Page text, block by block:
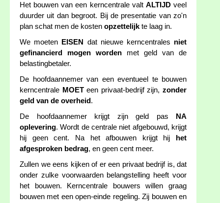
Het bouwen van een kerncentrale valt ALTIJDveel
duurder uit dan begroot. Bij de presentatie van zo'n
plan schat men de kosten opzettelijkte laag in.
We moeten
EISEN dat nieuwe kerncentrales niet
gefinancierd mogen worden met geld van de
belastingbetaler.
De hoofdaannemer van een eventueel te bouwen
kerncentrale MOETeen privaat-bedrijf zijn,zonder
geld van de overheid.
De hoofdaannemer krijgt zijn geld pas
NA
oplevering. Wordt de centrale niet afgebouwd, krijgt
hij geen cent. Na het afbouwen krijgt hij
het
afgesproken bedrag, en geen cent meer.
Zullen we eens kijken of er een privaat bedrijf is, dat
onder zulke voorwaarden belangstelling heeft voor
het bouwen. Kerncentrale bouwers willen graag
bouwen met een open-einde regeling. Zij bouwen en